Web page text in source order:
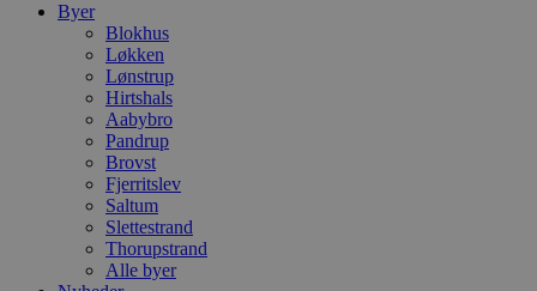
Byer
Blokhus
Løkken
Lønstrup
Hirtshals
Aabybro
Pandrup
Brovst
Fjerritslev
Saltum
Slettestrand
Thorupstrand
Alle byer